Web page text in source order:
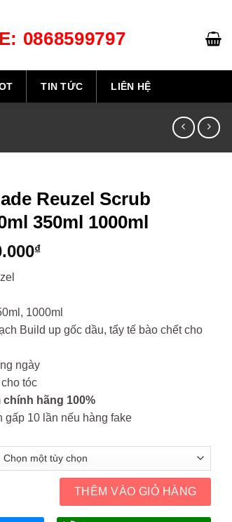
0868599797
TIN TỨC LIÊN HỆ
Reuzel Scrub
350ml 1000ml
₫Khoảng
đến
550.000₫
1000ml
Build up gốc dầu, tẩy tế bào chết cho
ngày
tóc
chính hãng 100%
gấp 10 lần nếu hàng fake
Scrub Shampoo 100ml 350ml 1000ml số lượng
THÊM VÀO GIỎ HÀNG